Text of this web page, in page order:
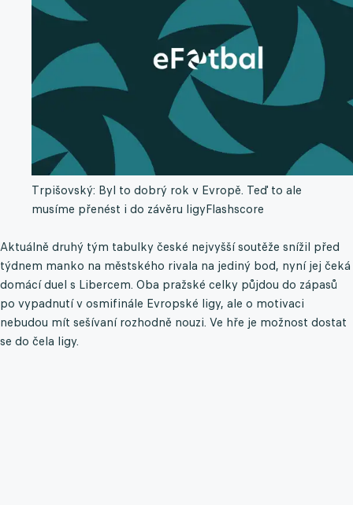
Trpišovský: Byl to dobrý rok v Evropě. Teď to ale
musíme přenést i do závěru ligyFlashscore
Aktuálně druhý tým tabulky české nejvyšší soutěže snížil před
týdnem manko na městského rivala na jediný bod, nyní jej čeká
domácí duel s Libercem. Oba pražské celky půjdou do zápasů
po vypadnutí v osmifinále Evropské ligy, ale o motivaci
nebudou mít sešívaní rozhodně nouzi. Ve hře je možnost dostat
se do čela ligy.